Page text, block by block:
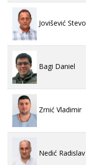
Jovišević Stevo
Bagi Daniel
Zrnić Vladimir
Nedić Radislav